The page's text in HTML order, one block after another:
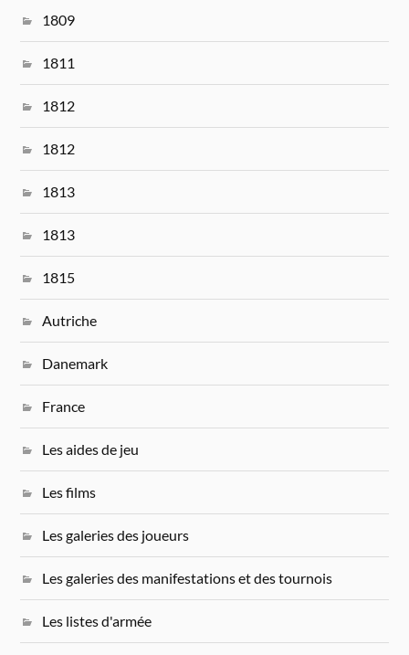
1809
1811
1812
1812
1813
1813
1815
Autriche
Danemark
France
Les aides de jeu
Les films
Les galeries des joueurs
Les galeries des manifestations et des tournois
Les listes d'armée